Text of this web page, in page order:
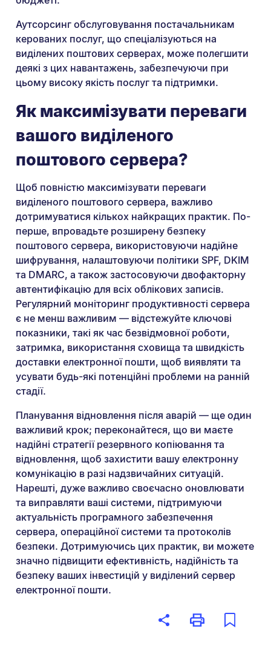
Аутсорсинг обслуговування постачальникам
керованих послуг, що спеціалізуються на
виділених поштових серверах, може полегшити
деякі з цих навантажень, забезпечуючи при
цьому високу якість послуг та підтримки.
Як максимізувати переваги
вашого виділеного
поштового сервера?
Щоб повністю максимізувати переваги
виділеного поштового сервера, важливо
дотримуватися кількох найкращих практик. По-
перше, впровадьте розширену безпеку
поштового сервера, використовуючи надійне
шифрування, налаштовуючи політики SPF, DKIM
та DMARC, а також застосовуючи двофакторну
автентифікацію для всіх облікових записів.
Регулярний моніторинг продуктивності сервера
є не менш важливим — відстежуйте ключові
показники, такі як час безвідмовної роботи,
затримка, використання сховища та швидкість
доставки електронної пошти, щоб виявляти та
усувати будь-які потенційні проблеми на ранній
стадії.
Планування відновлення після аварій — ще один
важливий крок; переконайтеся, що ви маєте
надійні стратегії резервного копіювання та
відновлення, щоб захистити вашу електронну
комунікацію в разі надзвичайних ситуацій.
Нарешті, дуже важливо своєчасно оновлювати
та виправляти ваші системи, підтримуючи
актуальність програмного забезпечення
сервера, операційної системи та протоколів
безпеки. Дотримуючись цих практик, ви можете
значно підвищити ефективність, надійність та
безпеку ваших інвестицій у виділений сервер
електронної пошти.